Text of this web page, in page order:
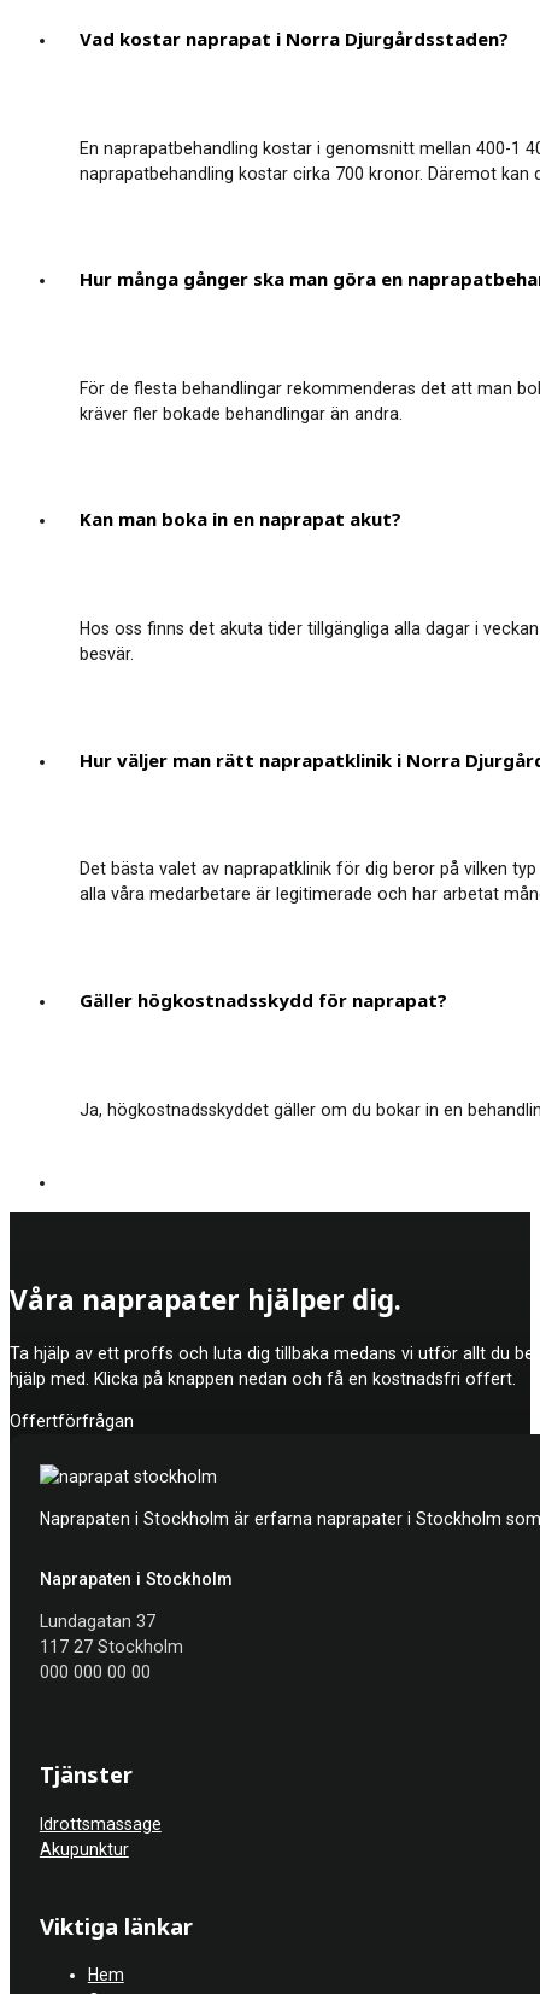
Vad kostar naprapat i Norra Djurgårdsstaden?
En naprapatbehandling kostar i genomsnitt mellan 400-1
naprapatbehandling kostar cirka 700 kronor. Däremot
Hur många gånger ska man göra en
För de flesta behandlingar rekommenderas det att man
kräver fler bokade behandlingar än andra.
Kan man boka in en naprapat akut?
Hos oss finns det akuta tider tillgängliga alla dagar i
besvär.
Hur väljer man rätt naprapatklinik i Norra
Det bästa valet av naprapatklinik för dig beror på vilken
alla våra medarbetare är legitimerade och har arbetat
Gäller högkostnadsskydd för naprapat?
Ja, högkostnadsskyddet gäller om du bokar in en
Våra naprapater hjälper dig.
Ta hjälp av ett proffs och luta dig tillbaka medans vi utför allt du
hjälp med. Klicka på knappen nedan och få en kostnadsfri offert.
Offertförfrågan
Naprapaten i Stockholm är erfarna naprapater i Stockholm
Naprapaten i Stockholm
Lundagatan 37
117 27 Stockholm
000 000 00 00
Tjänster
Idrottsmassage
Akupunktur
Viktiga länkar
Hem